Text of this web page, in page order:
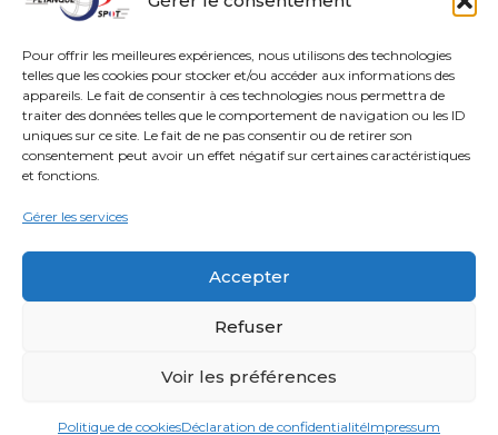
Pour offrir les meilleures expériences, nous utilisons des technologies
telles que les cookies pour stocker et/ou accéder aux informations des
appareils. Le fait de consentir à ces technologies nous permettra de
traiter des données telles que le comportement de navigation ou les ID
uniques sur ce site. Le fait de ne pas consentir ou de retirer son
consentement peut avoir un effet négatif sur certaines caractéristiques
et fonctions.
Gérer les services
Accepter
Refuser
Voir les préférences
Politique de cookiesDéclaration de confidentialitéImpressum
paiement sécurisé
Copyright © 2026 Pétanque Spot France
PETANQUE SPOT – Qui sommes-nous ?
Charte éthique et environnementale
Siège social : 235 chemin du Julien, 38440 Moidieu-